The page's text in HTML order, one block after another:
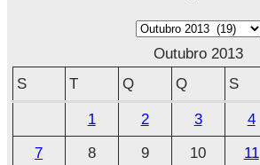
A
v
Outubro 2013
S
T Q Q S
1 2 3 4
7
8 9 10 11